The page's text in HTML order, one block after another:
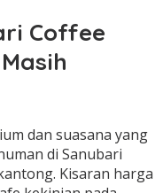
Coffee
dan suasana yang
di Sanubari
Kisaran harga